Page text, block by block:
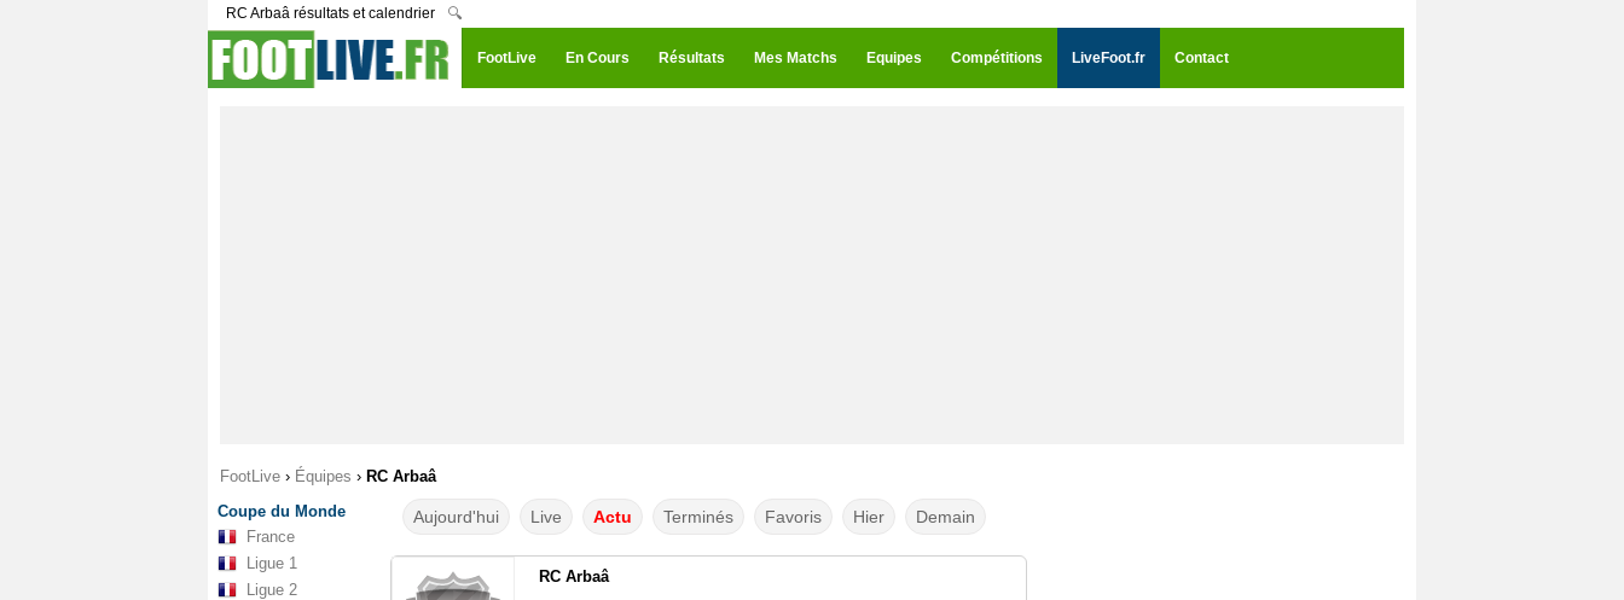
RC Arbaâ résultats et calendrier 🔍
FootLive En Cours Résultats Mes Matchs Equipes Compétitions LiveFoot.fr Contact
FootLive › Équipes › RC Arbaâ
Coupe du Monde
France
Ligue 1
Ligue 2
Aujourd'hui Live Actu Terminés Favoris Hier Demain
RC Arbaâ